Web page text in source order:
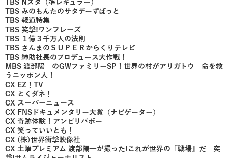
TBS Nスタ（準レギュラー）
TBS みのもんたのサタデーずばっと
TBS 報道特集
TBS 笑撃!ワンフレーズ
TBS １億３千万人の法則
TBS さんまのＳＵＰＥＲからくりテレビ
TBS 紳助社長のプロデュース大作戦！
MBS 渡部陽一のGWファミリーSP！世界の村がアリガトウ 命を救
うニッポン人！
CX EZ！TV
CX とくダネ！
CX スーパーニュース
CX FNSドキュメンタリー大賞（ナビゲーター）
CX 奇跡体験！アンビリバボー
CX 笑っていいとも！
CX (株)世界衝撃映像社
CX 土曜プレミアム 渡部陽一が撮った!これが世界の『戦場』だ 突